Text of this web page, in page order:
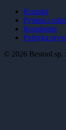
Kontakt
Pytania i
Regulamin
Polityka
© 2026 Bestool sp.